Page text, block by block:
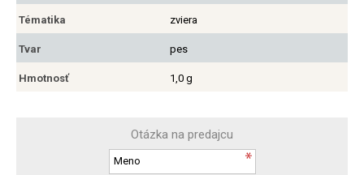
Tématika zviera
Tvar pes
Hmotnosť 1,0 g
Otázka na predajcu